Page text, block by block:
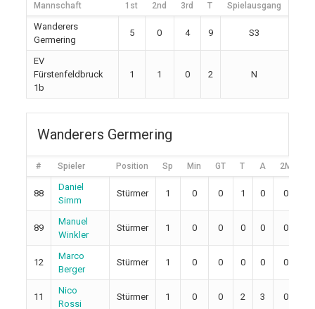
Mannschaft 1st 2nd 3rd T Spielausgang
Wanderers
Germering
5 0 4 9 S3
EV
Fürstenfeldbruck
1b
1 1 0 2 N
Wanderers Germering
# Spieler Position Sp Min GT T A 2M
88
Daniel
Simm
Stürmer 1 0 0 1 0 0
89
Manuel
Winkler
Stürmer 1 0 0 0 0 0
12
Marco
Berger
Stürmer 1 0 0 0 0 0
11
Nico
Rossi
Stürmer 1 0 0 2 3 0